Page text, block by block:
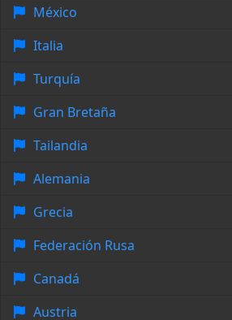
México
Italia
Turquía
Gran Bretaña
Tailandia
Alemania
Grecia
Federación Rusa
Canadá
Austria